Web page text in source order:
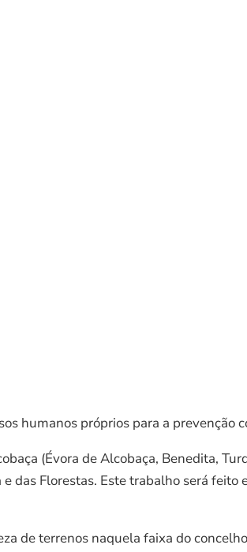
humanos próprios para a prevenção
(Évora de Alcobaça, Benedita,
Florestas. Este trabalho será feito
de terrenos naquela faixa do